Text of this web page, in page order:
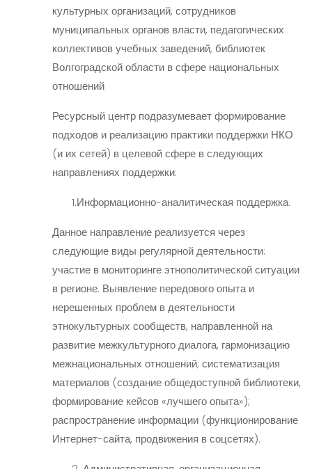
культурных организаций, сотрудников
муниципальных органов власти, педагогических
коллективов учебных заведений, библиотек
Волгоградской области в сфере национальных
отношений
Ресурсный центр подразумевает формирование
подходов и реализацию практики поддержки НКО
(и их сетей) в целевой сфере в следующих
направлениях поддержки:
1.Информационно-аналитическая поддержка.
Данное направление реализуется через
следующие виды регулярной деятельности:
участие в мониторинге этнополитической ситуации
в регионе. Выявление передового опыта и
нерешенных проблем в деятельности
этнокультурных сообществ, направленной на
развитие межкультурного диалога, гармонизацию
межнациональных отношений; систематизация
материалов (создание общедоступной библиотеки,
формирование кейсов «лучшего опыта»);
распространение информации (функционирование
Интернет-сайта, продвижения в соцсетях).